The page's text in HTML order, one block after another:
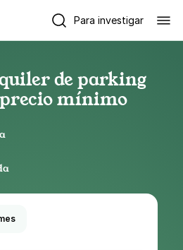
Para investigar
de parking
mínimo